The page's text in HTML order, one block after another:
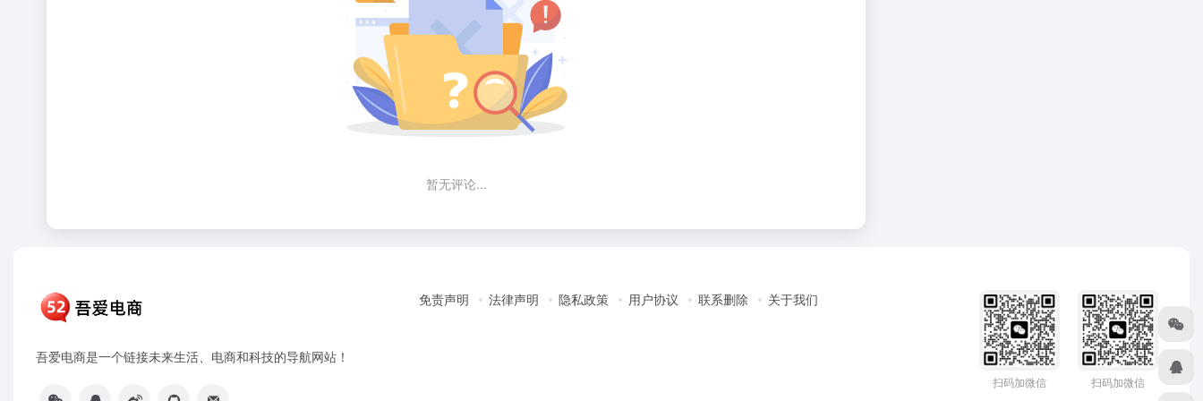
暂无评论...
吾爱电商是一个链接未来生活、电商和科技的导航网站！
免责声明 法律声明 隐私政策 用户协议 联系删除 关于我们
扫码加微信 扫码加微信